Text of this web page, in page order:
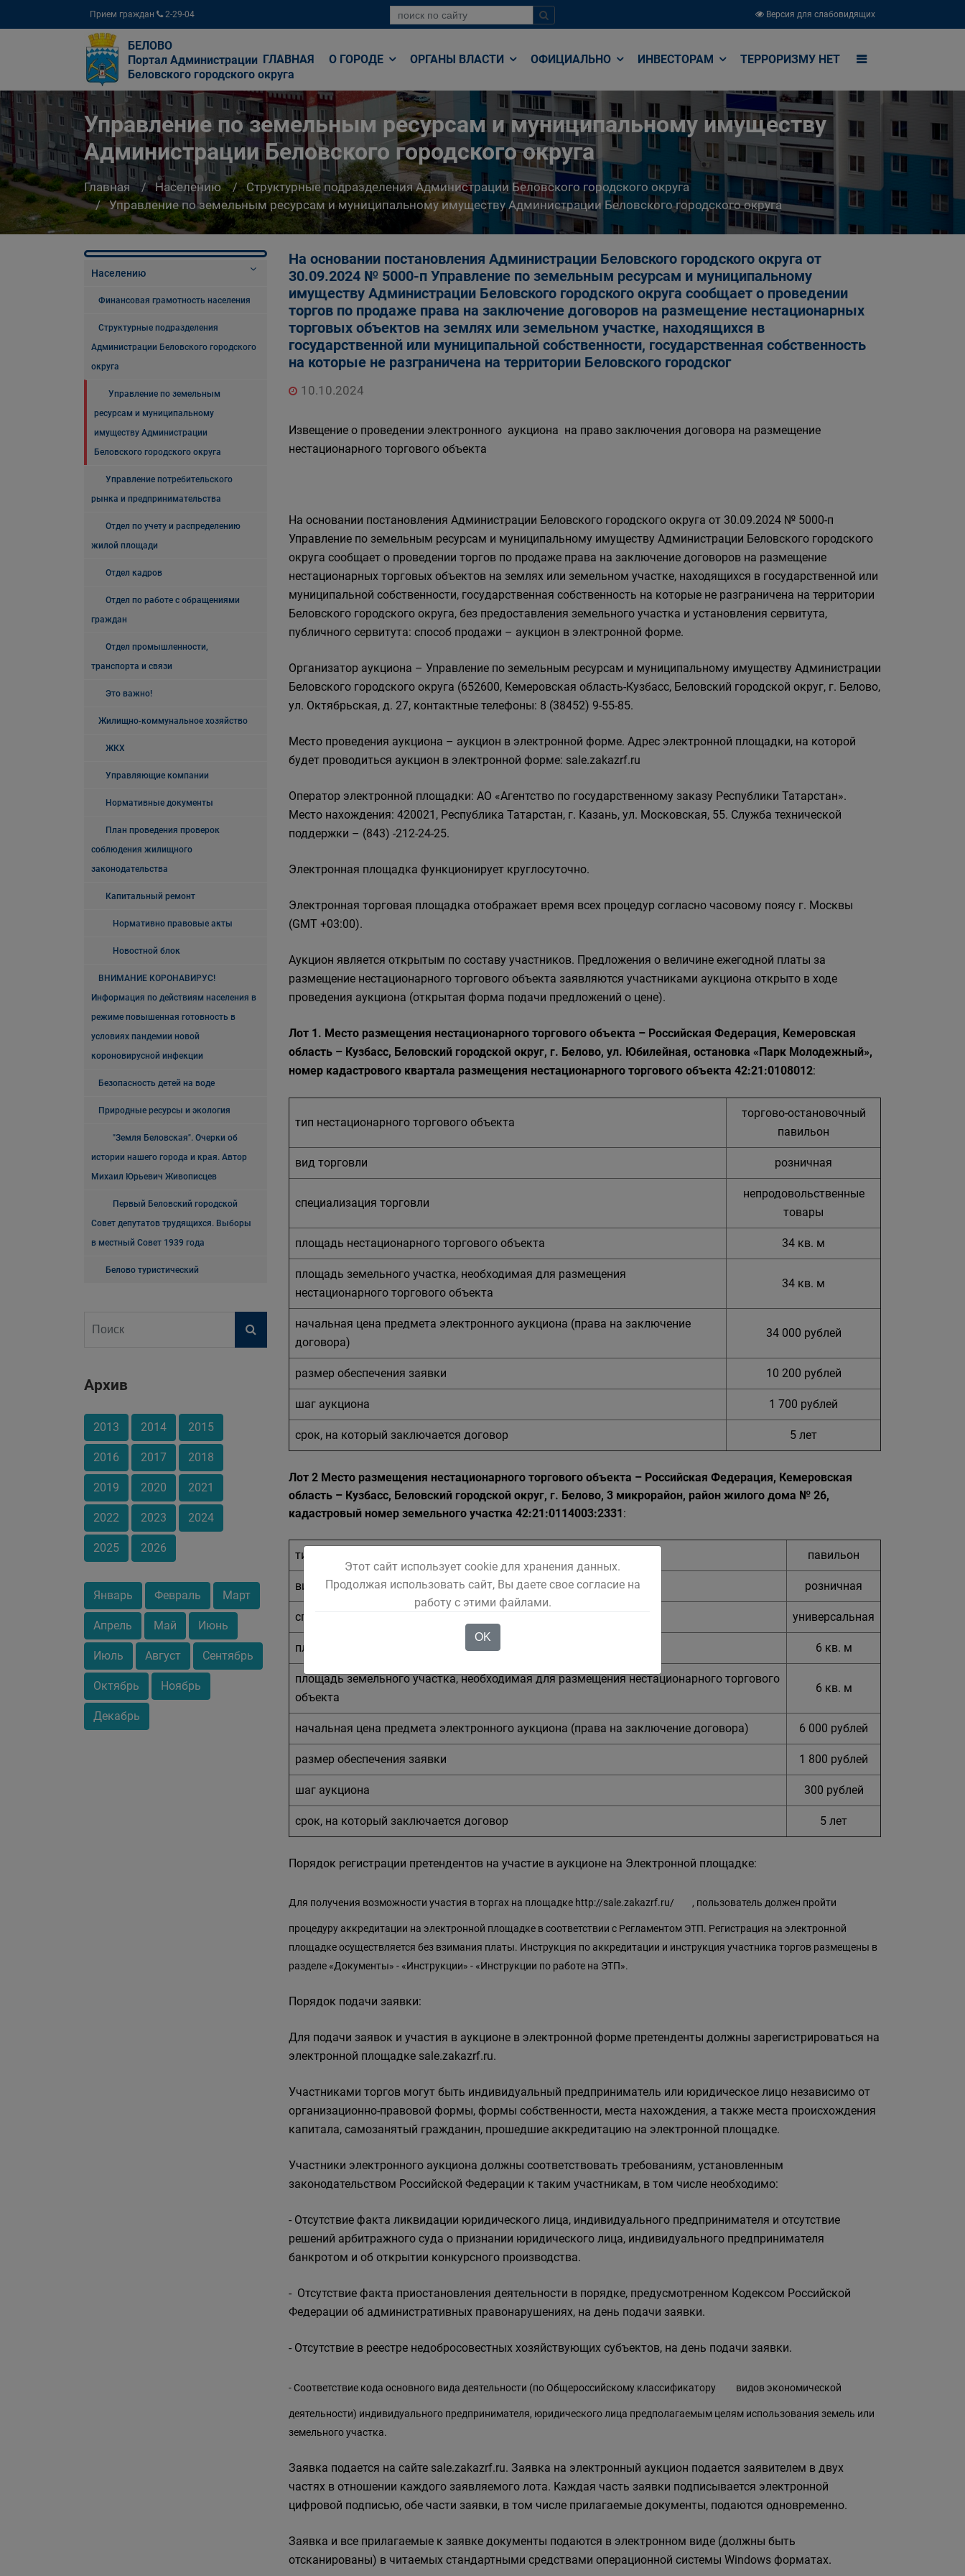
Прием граждан 2-29-04 Версия для слабовидящих
БЕЛОВО
Портал Администрации
Беловского городского округа
ГЛАВНАЯ О ГОРОДЕ ОРГАНЫ ВЛАСТИ ОФИЦИАЛЬНО ИНВЕСТОРАМ ТЕРРОРИЗМУ НЕТ
Управление по земельным ресурсам и муниципальному имуществу
Администрации Беловского городского округа
Главная Населению
Структурные подразделения Администрации Беловского городского округа
Управление по земельным ресурсам и муниципальному имуществу Администрации Беловского городского округа
Населению
Финансовая грамотность населения
Структурные подразделения
Администрации Беловского городского
округа
Управление по земельным
ресурсам и муниципальному
имуществу Администрации
Беловского городского округа
Управление потребительского
рынка и предпринимательства
Отдел по учету и распределению
жилой площади
Отдел кадров
Отдел по работе с обращениями
граждан
Отдел промышленности,
транспорта и связи
Это важно!
Жилищно-коммунальное хозяйство
ЖКХ
Управляющие компании
Нормативные документы
План проведения проверок
соблюдения жилищного
законодательства
Капитальный ремонт
Нормативно правовые акты
Новостной блок
ВНИМАНИЕ КОРОНАВИРУС!
Информация по действиям населения в
режиме повышенная готовность в
условиях пандемии новой
короновирусной инфекции
Безопасность детей на воде
Природные ресурсы и экология
"Земля Беловская". Очерки об
истории нашего города и края. Автор
Михаил Юрьевич Живописцев
Первый Беловский городской
Совет депутатов трудящихся. Выборы
в местный Совет 1939 года
Белово туристический
Архив
2013 2014 2015
2016 2017 2018
2019 2020 2021
2022 2023 2024
2025 2026
Январь Февраль Март
Апрель Май Июнь
Июль Август Сентябрь
Октябрь Ноябрь
Декабрь
На основании постановления Администрации Беловского городского округа от
30.09.2024 № 5000-п Управление по земельным ресурсам и муниципальному
имуществу Администрации Беловского городского округа сообщает о проведении
торгов по продаже права на заключение договоров на размещение нестационарных
торговых объектов на землях или земельном участке, находящихся в
государственной или муниципальной собственности, государственная собственность
на которые не разграничена на территории Беловского городског
10.10.2024
Извещение о проведении электронного аукциона на право заключения договора на размещение
нестационарного торгового объекта
На основании постановления Администрации Беловского городского округа от 30.09.2024 № 5000-п
Управление по земельным ресурсам и муниципальному имуществу Администрации Беловского городского
округа сообщает о проведении торгов по продаже права на заключение договоров на размещение
нестационарных торговых объектов на землях или земельном участке, находящихся в государственной или
муниципальной собственности, государственная собственность на которые не разграничена на территории
Беловского городского округа, без предоставления земельного участка и установления сервитута,
публичного сервитута: способ продажи – аукцион в электронной форме.
Организатор аукциона – Управление по земельным ресурсам и муниципальному имуществу Администрации
Беловского городского округа (652600, Кемеровская область-Кузбасс, Беловский городской округ, г. Белово,
ул. Октябрьская, д. 27, контактные телефоны: 8 (38452) 9-55-85.
Место проведения аукциона – аукцион в электронной форме. Адрес электронной площадки, на которой
будет проводиться аукцион в электронной форме: sale.zakazrf.ru
Оператор электронной площадки: АО «Агентство по государственному заказу Республики Татарстан».
Место нахождения: 420021, Республика Татарстан, г. Казань, ул. Московская, 55. Служба технической
поддержки – (843) -212-24-25.
Электронная площадка функционирует круглосуточно.
Электронная торговая площадка отображает время всех процедур согласно часовому поясу г. Москвы
(GMT +03:00).
Аукцион является открытым по составу участников. Предложения о величине ежегодной платы за
размещение нестационарного торгового объекта заявляются участниками аукциона открыто в ходе
проведения аукциона (открытая форма подачи предложений о цене).
Лот 1. Место размещения нестационарного торгового объекта – Российская Федерация, Кемеровская
область – Кузбасс, Беловский городской округ, г. Белово, ул. Юбилейная, остановка «Парк Молодежный»,
номер кадастрового квартала размещения нестационарного торгового объекта 42:21:0108012:
тип нестационарного торгового объекта
торгово-остановочный
павильон
вид торговли розничная
специализация торговли
непродовольственные
товары
площадь нестационарного торгового объекта 34 кв. м
площадь земельного участка, необходимая для размещения
нестационарного торгового объекта
34 кв. м
начальная цена предмета электронного аукциона (права на заключение
договора)
34 000 рублей
размер обеспечения заявки 10 200 рублей
шаг аукциона 1 700 рублей
срок, на который заключается договор 5 лет
Лот 2 Место размещения нестационарного торгового объекта – Российская Федерация, Кемеровская
область – Кузбасс, Беловский городской округ, г. Белово, 3 микрорайон, район жилого дома № 26,
кадастровый номер земельного участка 42:21:0114003:2331:
тип нестационарного торгового объекта павильон
вид торговли розничная
специализация торговли универсальная
площадь нестационарного торгового объекта 6 кв. м
площадь земельного участка, необходимая для размещения нестационарного торгового
объекта
6 кв. м
начальная цена предмета электронного аукциона (права на заключение договора) 6 000 рублей
размер обеспечения заявки 1 800 рублей
шаг аукциона 300 рублей
срок, на который заключается договор 5 лет
Порядок регистрации претендентов на участие в аукционе на Электронной площадке:
Для получения возможности участия в торгах на площадке http://sale.zakazrf.ru/ , пользователь должен пройти
процедуру аккредитации на электронной площадке в соответствии с Регламентом ЭТП. Регистрация на электронной
площадке осуществляется без взимания платы. Инструкция по аккредитации и инструкция участника торгов размещены в
разделе «Документы» - «Инструкции» - «Инструкции по работе на ЭТП».
Порядок подачи заявки:
Для подачи заявок и участия в аукционе в электронной форме претенденты должны зарегистрироваться на
электронной площадке sale.zakazrf.ru.
Участниками торгов могут быть индивидуальный предприниматель или юридическое лицо независимо от
организационно-правовой формы, формы собственности, места нахождения, а также места происхождения
капитала, самозанятый гражданин, прошедшие аккредитацию на электронной площадке.
Участники электронного аукциона должны соответствовать требованиям, установленным
законодательством Российской Федерации к таким участникам, в том числе необходимо:
- Отсутствие факта ликвидации юридического лица, индивидуального предпринимателя и отсутствие
решений арбитражного суда о признании юридического лица, индивидуального предпринимателя
банкротом и об открытии конкурсного производства.
- Отсутствие факта приостановления деятельности в порядке, предусмотренном Кодексом Российской
Федерации об административных правонарушениях, на день подачи заявки.
- Отсутствие в реестре недобросовестных хозяйствующих субъектов, на день подачи заявки.
- Соответствие кода основного вида деятельности (по Общероссийскому классификатору видов экономической
деятельности) индивидуального предпринимателя, юридического лица предполагаемым целям использования земель или
земельного участка.
Заявка подается на сайте sale.zakazrf.ru. Заявка на электронный аукцион подается заявителем в двух
частях в отношении каждого заявляемого лота. Каждая часть заявки подписывается электронной
цифровой подписью, обе части заявки, в том числе прилагаемые документы, подаются одновременно.
Заявка и все прилагаемые к заявке документы подаются в электронном виде (должны быть
отсканированы) в читаемых стандартными средствами операционной системы Windows форматах.
Этот сайт использует cookie для хранения данных.
Продолжая использовать сайт, Вы даете свое согласие на
работу с этими файлами.
OK